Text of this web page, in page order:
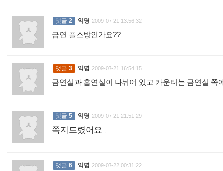
댓글 2 익명 2009-07-21 13:56:32
금연 플스방인가요??
댓글 3 익명 2009-07-21 16:54:15
금연실과 흡연실이 나뉘어 있고 카운터는 금연실 쪽
댓글 5 익명 2009-07-21 21:51:29
쪽지드렸어요
댓글 6 익명 2009-07-22 00:31:22